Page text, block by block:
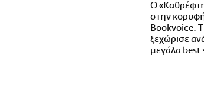
Ο
στην
Bookvoice.
ξεχώρισε
μεγάλα best